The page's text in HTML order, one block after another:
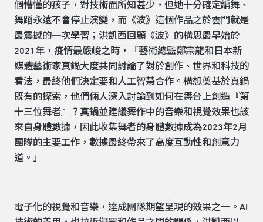
個懵懂的孩子，對技術面所知甚少，但她十分確定編舞、
舞蹈永遠不會停止演變，而《波》這個作品之於雲門就是
最震撼的一次學習；洪凱西回顧《波》的構思最早始於
2021年，疫情最嚴峻之時，「藝術總監鄭宗龍和日本新
媒體藝術家真鍋大度共同討論了對於創作、世界和科技的
看法，最終他們決定要和人工智慧合作。構想奠基於真鍋
既有的探索，他們倆人深入討論到如何在舞台上創造『第
十三位舞者』？真鍋並建議舞作中的音樂和視覺效果也該
來自身體數據，因此收集舞者的身體數據成為2023年2月
團隊的主要工作，數據最終帶來了高度互動性和創意力
道。」
電子化的視覺和音樂，達成團隊期望呈現的效果之一。AI